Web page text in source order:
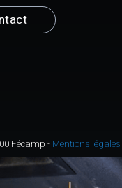
Fécamp - Mentions légales